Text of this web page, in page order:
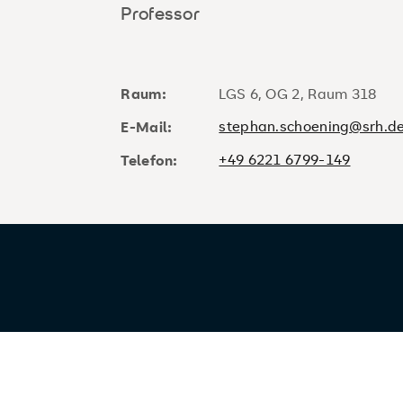
Professor
Raum:
LGS 6, OG 2, Raum 318
E-Mail:
Telefon:
+49 6221 6799-149